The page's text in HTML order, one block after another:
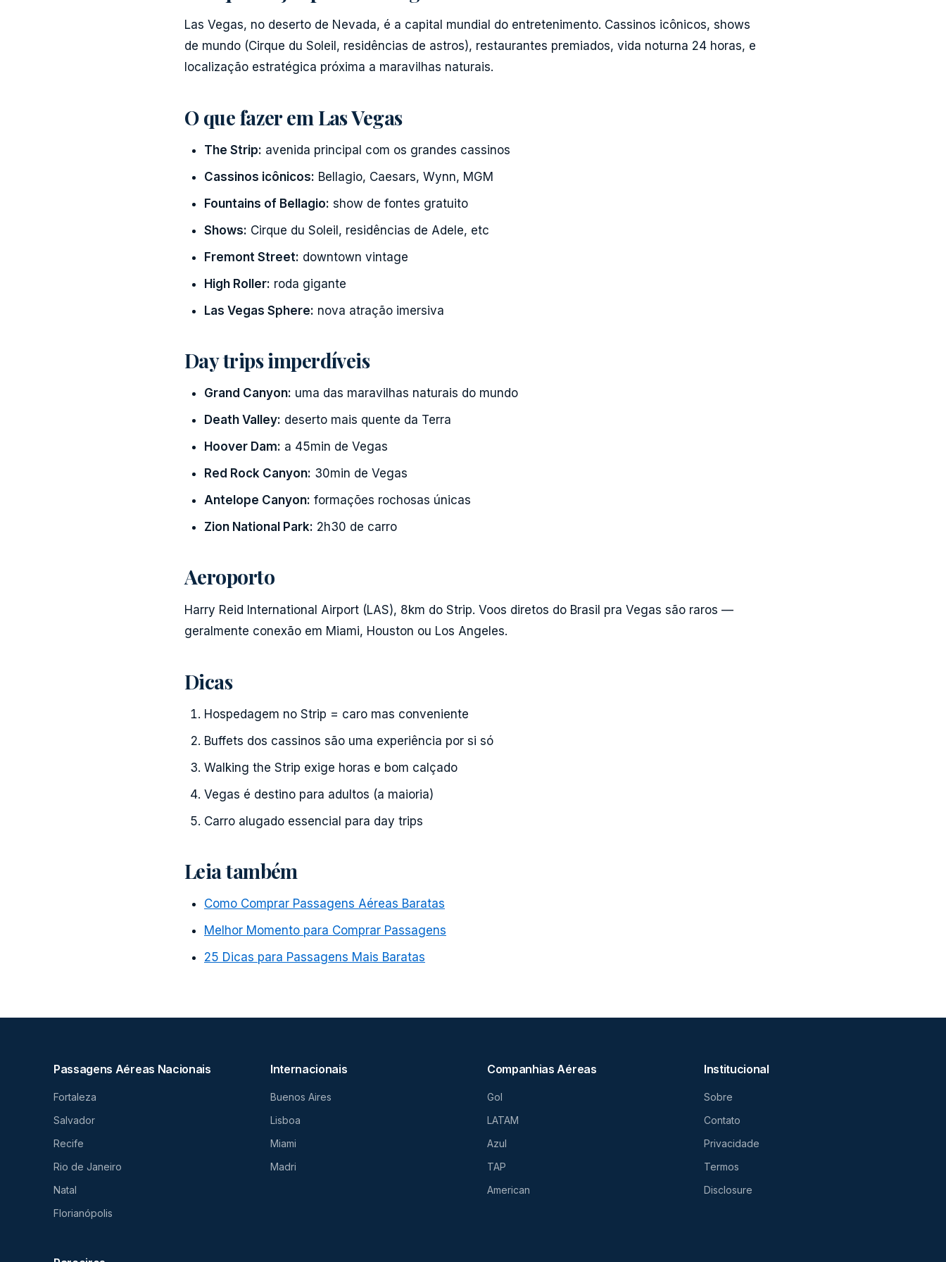
Las Vegas, no deserto de Nevada, é a capital mundial do entretenimento. Cassinos icônicos, shows
de mundo (Cirque du Soleil, residências de astros), restaurantes premiados, vida noturna 24 horas, e
localização estratégica próxima a maravilhas naturais.
O que fazer em Las Vegas
The Strip: avenida principal com os grandes cassinos
Cassinos icônicos: Bellagio, Caesars, Wynn, MGM
Fountains of Bellagio: show de fontes gratuito
Shows: Cirque du Soleil, residências de Adele, etc
Fremont Street: downtown vintage
High Roller: roda gigante
Las Vegas Sphere: nova atração imersiva
Day trips imperdíveis
Grand Canyon: uma das maravilhas naturais do mundo
Death Valley: deserto mais quente da Terra
Hoover Dam: a 45min de Vegas
Red Rock Canyon: 30min de Vegas
Antelope Canyon: formações rochosas únicas
Zion National Park: 2h30 de carro
Aeroporto
Harry Reid International Airport (LAS), 8km do Strip. Voos diretos do Brasil pra Vegas são raros —
geralmente conexão em Miami, Houston ou Los Angeles.
Dicas
Hospedagem no Strip = caro mas conveniente
Buffets dos cassinos são uma experiência por si só
Walking the Strip exige horas e bom calçado
Vegas é destino para adultos (a maioria)
Carro alugado essencial para day trips
Leia também
Como Comprar Passagens Aéreas Baratas
Melhor Momento para Comprar Passagens
25 Dicas para Passagens Mais Baratas
Passagens Aéreas Nacionais
Fortaleza
Salvador
Recife
Rio de Janeiro
Natal
Florianópolis
Internacionais
Buenos Aires
Lisboa
Miami
Madri
Companhias Aéreas
Gol
LATAM
Azul
TAP
American
Institucional
Sobre
Contato
Privacidade
Termos
Disclosure